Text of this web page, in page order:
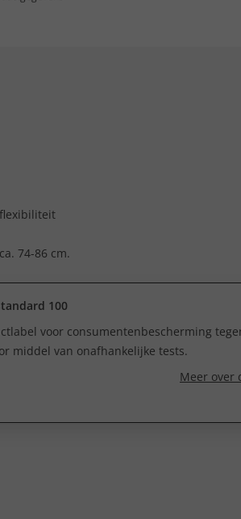
74-86 cm.
100
voor consumentenbescherming
middel van onafhankelijke tests.
Meer over